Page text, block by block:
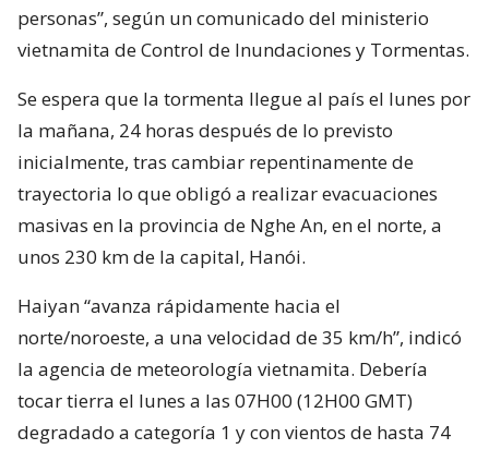
personas”, según un comunicado del ministerio
vietnamita de Control de Inundaciones y Tormentas.
Se espera que la tormenta llegue al país el lunes por
la mañana, 24 horas después de lo previsto
inicialmente, tras cambiar repentinamente de
trayectoria lo que obligó a realizar evacuaciones
masivas en la provincia de Nghe An, en el norte, a
unos 230 km de la capital, Hanói.
Haiyan “avanza rápidamente hacia el
norte/noroeste, a una velocidad de 35 km/h”, indicó
la agencia de meteorología vietnamita. Debería
tocar tierra el lunes a las 07H00 (12H00 GMT)
degradado a categoría 1 y con vientos de hasta 74